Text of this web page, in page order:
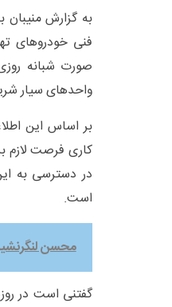
به گزارش منیبان
صورت شبانه
واحدهای سیار شریعتی و
بر اساس این
کاری فرصت لازم
در دسترسی به
است.
محسن
گفتنی است در